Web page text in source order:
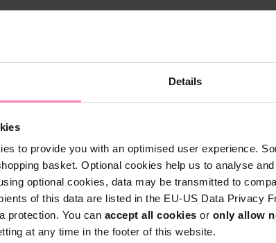
Details
to provide you with an optimised user experience.
basket. Optional cookies help us to analyse
optional cookies, data may be transmitted to
of this data are listed in the EU-US Data Privacy
protection. You can accept all cookies or only allow
at any time in the footer of this website.